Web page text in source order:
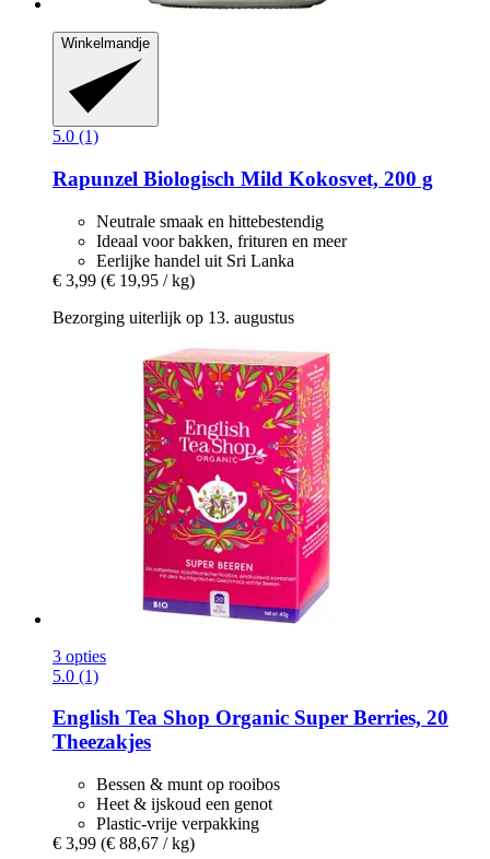
Winkelmandje
5.0 (1)
Rapunzel Biologisch Mild Kokosvet, 200 g
Neutrale smaak en hittebestendig
Ideaal voor bakken, frituren en meer
Eerlijke handel uit Sri Lanka
€ 3,99 (€ 19,95 / kg)
Bezorging uiterlijk op 13. augustus
3 opties
5.0 (1)
English Tea Shop Organic Super Berries, 20
Theezakjes
Bessen & munt op rooibos
Heet & ijskoud een genot
Plastic-vrije verpakking
€ 3,99 (€ 88,67 / kg)